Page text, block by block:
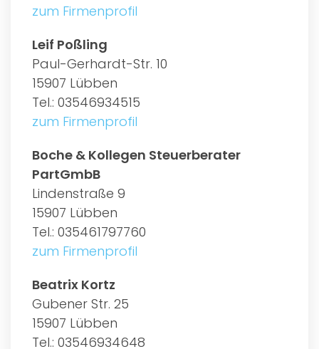
zum Firmenprofil
Leif Poßling
Paul-Gerhardt-Str. 10
15907 Lübben
Tel.: 03546934515
zum Firmenprofil
Boche & Kollegen Steuerberater
PartGmbB
Lindenstraße 9
15907 Lübben
Tel.: 035461797760
zum Firmenprofil
Beatrix Kortz
Gubener Str. 25
15907 Lübben
Tel.: 03546934648